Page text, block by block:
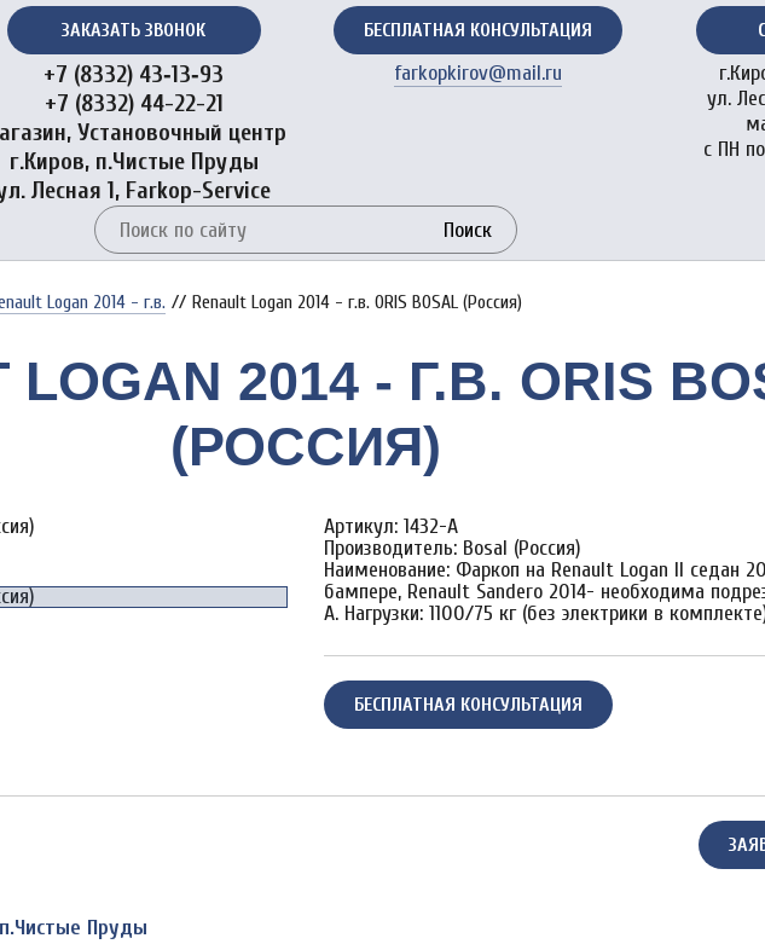
ЗАКАЗАТЬ ЗВОНОК
+7 (8332) 43‑13‑93
+7 (8332) 44-22-21
Установочный центр
г.Киров, п.Чистые Пруды
Лесная 1, Farkop-Service
БЕСПЛАТНАЯ КОНСУЛЬТАЦИЯ
farkopkirov@mail.ru
ул.
с ПН
Поиск
Logan 2014 - г.в. // Renault Logan 2014 - г.в. ORIS BOSAL (Россия)
LOGAN 2014 - Г.В. ORIS
(РОССИЯ)
Артикул: 1432-A
Производитель: Bosal (Россия)
Наименование: Фаркоп на Renault Logan II седан
бампере, Renault Sandero 2014- необходима
A. Нагрузки: 1100/75 кг (без электрики в
БЕСПЛАТНАЯ КОНСУЛЬТАЦИЯ
Пруды